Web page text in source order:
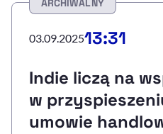
ARCHIWALNY
03.09.202513:31
Indie liczą na
w
umowie